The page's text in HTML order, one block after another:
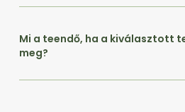
Mi a teendő, ha a kiválasztott
meg?